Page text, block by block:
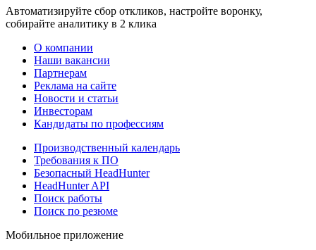
Автоматизируйте сбор откликов, настройте воронку,
собирайте аналитику в 2 клика
О компании
Наши вакансии
Партнерам
Реклама на сайте
Новости и статьи
Инвесторам
Кандидаты по профессиям
Производственный календарь
Требования к ПО
Безопасный HeadHunter
HeadHunter API
Поиск работы
Поиск по резюме
Мобильное приложение